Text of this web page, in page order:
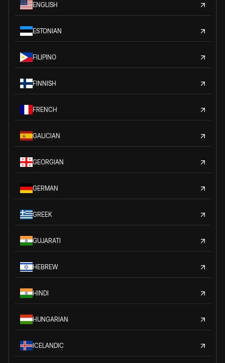
ENGLISH
ESTONIAN
FILIPINO
FINNISH
FRENCH
GALICIAN
GEORGIAN
GERMAN
GREEK
GUJARATI
HEBREW
HINDI
HUNGARIAN
ICELANDIC